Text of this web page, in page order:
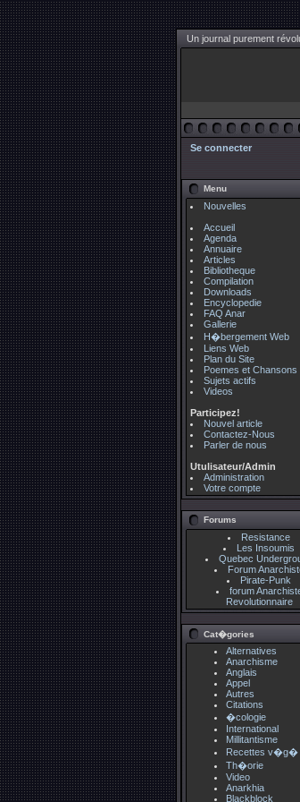
Un journal purement
Se connecter
Menu
Nouvelles
Accueil
Agenda
Annuaire
Articles
Bibliotheque
Compilation
Downloads
Encyclopedie
FAQ Anar
Gallerie
H�bergement Web
Liens Web
Plan du Site
Poemes et Chansons
Sujets actifs
Videos
Participez!
Nouvel article
Contactez-Nous
Parler de nous
Utulisateur/Admin
Administration
Votre compte
Forums
Resistance
Les Insoumis
Quebec
Forum
Pirate-Punk
forum
Revolutionnaire
Cat�gories
Alternatives
Anarchisme
Anglais
Appel
Autres
Citations
�cologie
International
Millitantisme
Recettes v�g�
Th�orie
Video
Anarkhia
Blackblock